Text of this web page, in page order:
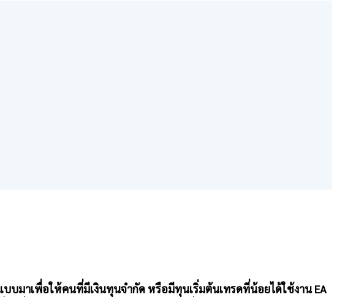
บมาเพื่อให้คนที่มีเงินทุนจำกัด หรือมีทุนเริ่มต้นเทรดที่น้อยได้ใช้งาน EA